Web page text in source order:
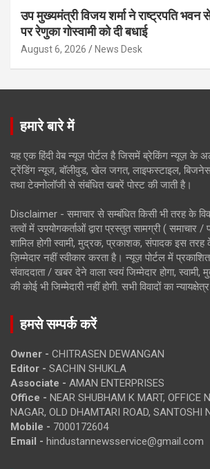
उप मुख्यमंत्री विजय शर्मा ने राष्ट्रपति
पर रेणुका गोस्वामी को दी बधाई
August 6, 2026 News Desk
हमारे बारे में
यह एक हिंदी वेब न्यूज़ पोर्टल है जिसमें ब्रेकिंग न्यूज़ के
ट्रेंडिंग न्यूज, बॉलीवुड, खेल जगत, लाइफस्टाइल,
तथा टेक्नोलॉजी से संबंधित खबरें पोस्ट की जाती है।
Disclaimer - समाचार से सम्बंधित किसी भी तरह के
तत्वों में उपयोगकर्ताओं द्वारा प्रस्तुत सामग्री ( समाचार /
शामिल होगी स्वामी, मुद्रक, प्रकाशक, संपादक इस तरह
ज़िम्मेदार नहीं स्वीकार करता है। न्यूज़ पोर्टल में
संवाददाता / खबर देने वाला स्वयं जिम्मेदार होगा,
की कोई भी जिम्मेदारी नहीं होगी. सभी विवादों का
हमसे सम्पर्क करें
Owner - CHITRASEN DEWANGAN
Editor - SACHIN SHUKLA
Associate - AMAN ENTERPRISES
Office - NEAR SHUBHAM K MART, OFFICE
NAGAR, OLD DHAMTARI ROAD, SANTOSHI
Mobile - 7000172604
Email - hindustannewsservice@gmail.com